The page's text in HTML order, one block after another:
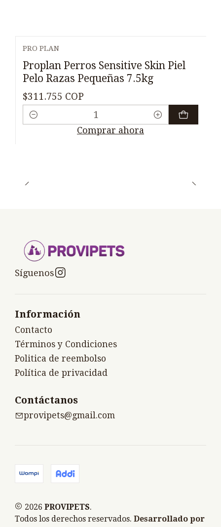
PRO PLAN
Proplan Perros Sensitive Skin Piel
Pelo Razas Pequeñas 7.5kg
$311.755 COP
Cantidad
Comprar ahora
Síguenos
Información
Contacto
Términos y Condiciones
Politica de reembolso
Política de privacidad
Contáctanos
provipets@gmail.com
2026 PROVIPETS.
Todos los derechos reservados. Desarrollado por